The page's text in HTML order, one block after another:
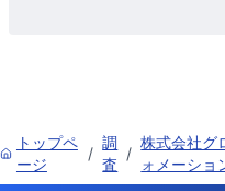
トップペ
ージ
/
調
査
/
株式会社グ
ォメーショ